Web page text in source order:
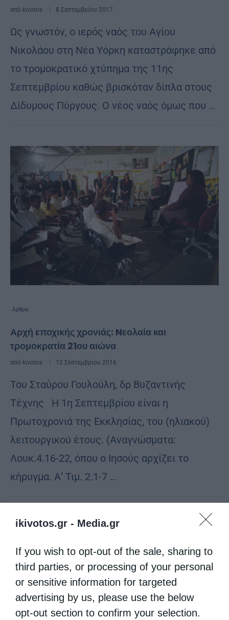
ikivotos.gr - Media.gr
If you wish to opt-out of the sale, sharing to
third parties, or processing of your personal
or sensitive information for targeted
advertising by us, please use the below
opt-out section to confirm your selection.
από kivotos 8 Σεπτεμβρίου 2017
Ως γνωστόν, ο ιερός ναός του Αγίου
Νικολάου στη Νέα Υόρκη καταστράφηκε από
το τρομοκρατικό χτύπημα της 11ης
Σεπτεμβρίου καθώς βρισκόταν δίπλα στους
Δίδυμους Πύργους. Ο νέος ναός όμως που …
Άρθρα
Αρχή εποχικής χρονιάς: Nεολαία και
τρομοκρατία 21ου αιώνα
από kivotos 12 Σεπτεμβρίου 2016
Του Σταύρου Γουλούλη, δρ Βυζαντινής
Τέχνης Η 1η Σεπτεμβρίου είναι η
Πρωτοχρονιά της Εκκλησίας, του (ηλιακού)
λειτουργικού έτους. (Αναγνώσματα:
Λουκ.4.16-22, όπου ο Ιησούς αρχίζει το
κήρυγμα. Α’ Τιμ. 2.1-7 …